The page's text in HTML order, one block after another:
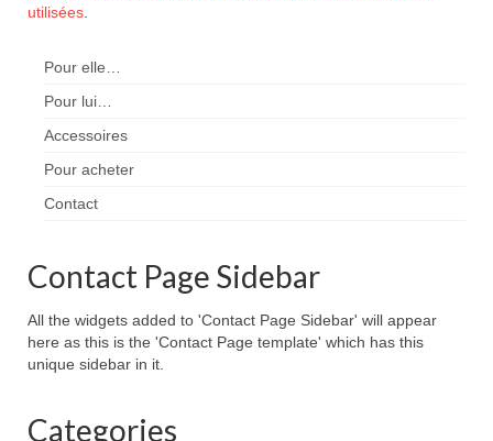
utilisées
Pour elle…
Pour lui…
Accessoires
Pour acheter
Contact
Contact Page Sidebar
All the widgets added to 'Contact Page Sidebar' will appear
here as this is the 'Contact Page template' which has this
unique sidebar in it.
Categories